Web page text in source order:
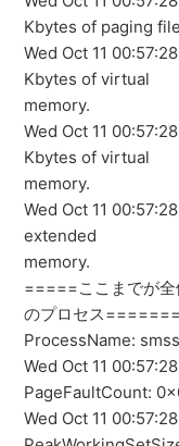
Kbytes of paging
Wed Oct 11
Kbytes of virtual
memory.
Wed Oct 11
Kbytes of virtual
memory.
Wed Oct 11
extended
memory.
=====ここまでが
のプロセス
ProcessName:
Wed Oct 11
PageFaultCount:
Wed Oct 11